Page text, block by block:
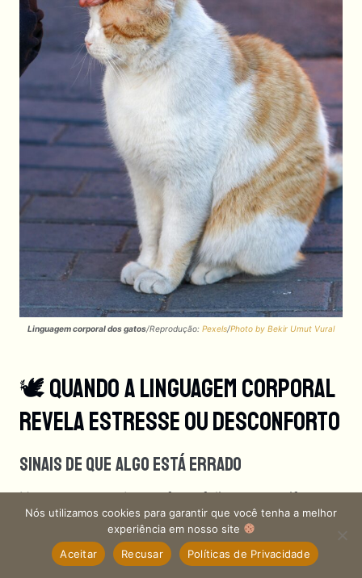
Linguagem corporal dos gatos/Reprodução: Pexels/Photo by Bekir Umut Vural
🕊 Quando A Linguagem Corporal
Revela Estresse Ou Desconforto
Sinais De Que Algo Está Errado
Nem sempre o desconforto felino se manifesta
com miados ou arranhões.
Muitas vezes, ele aparece de forma silenciosa —
Nós utilizamos cookies para garantir que você tenha a melhor
experiência em nosso site
Aceitar
Recusar Políticas de Privacidade